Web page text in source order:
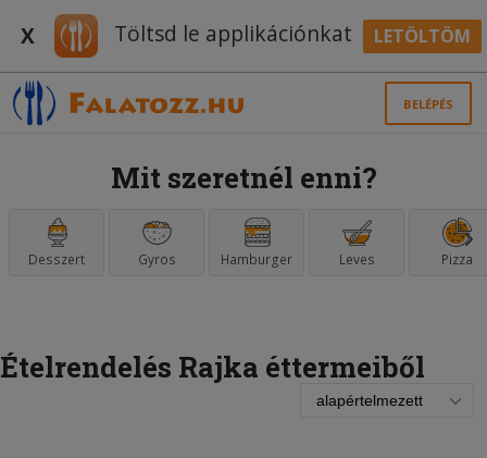
X Töltsd le applikációnkat LETÖLTÖM
BELÉPÉS
Mit szeretnél enni?
Desszert Gyros Hamburger Leves Pizza
Ételrendelés Rajka éttermeiből